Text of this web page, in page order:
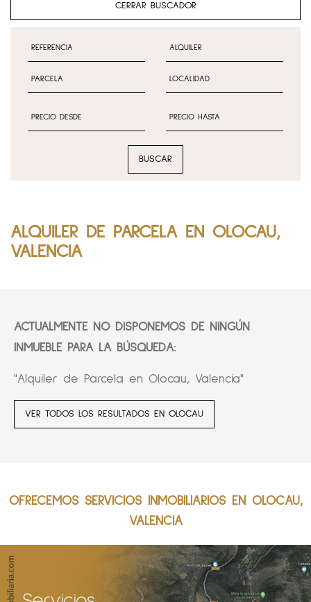
CERRAR BUSCADOR
BUSCAR
ALQUILER DE PARCELA EN OLOCAU,
VALENCIA
ACTUALMENTE NO DISPONEMOS DE NINGÚN
INMUEBLE PARA LA BÚSQUEDA:
"Alquiler de Parcela en Olocau, Valencia"
VER TODOS LOS RESULTADOS EN OLOCAU
OFRECEMOS SERVICIOS INMOBILIARIOS EN OLOCAU,
VALENCIA